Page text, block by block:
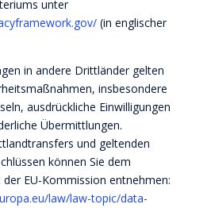
unter
(in englischer
in andere Drittländer gelten
insbesondere
ausdrückliche Einwilligungen
Übermittlungen.
und geltenden
können Sie dem
EU-Kommission entnehmen:
law/law-topic/data-